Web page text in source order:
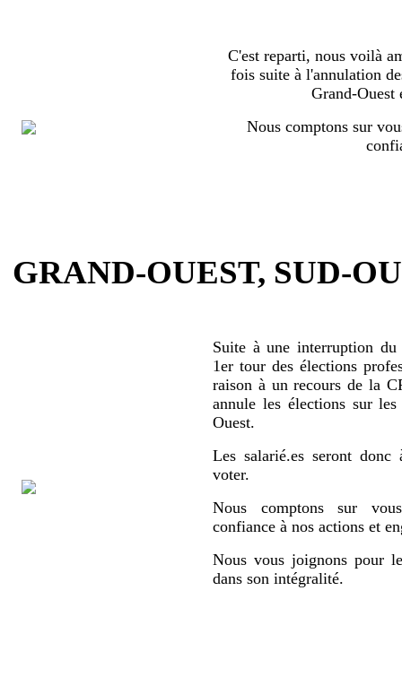
C'est reparti, nous voilà
fois suite à l'annulation
Grand-Ouest
Nous comptons sur
GRAND-OUEST, SUD-
Suite à une interruption
1er tour des élections
raison à un recours de la
annule les élections sur
Ouest.
Les salarié.es seront
voter.
Nous comptons sur
confiance à nos actions et
Nous vous joignons pour
dans son intégralité.